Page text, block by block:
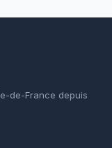
de-France depuis